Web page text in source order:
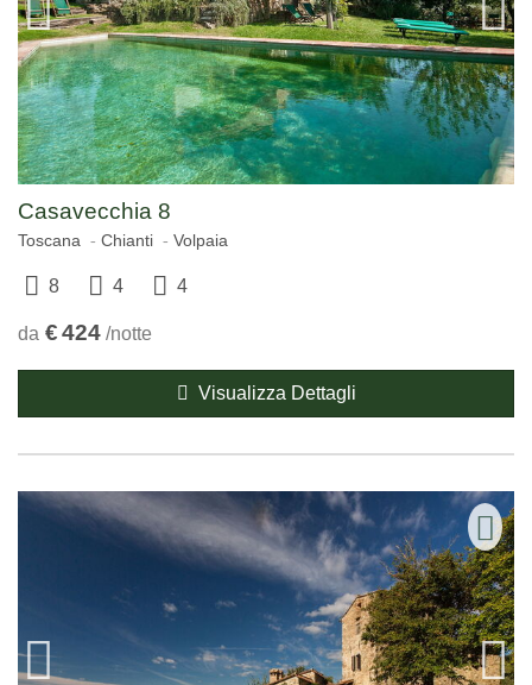
Casavecchia 8
Toscana Chianti Volpaia
8 4 4
da €424 /notte
Visualizza Dettagli